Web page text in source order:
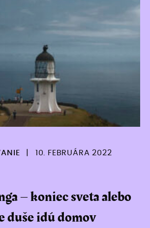
10. FEBRUÁRA 2022
– koniec sveta alebo
duše idú domov